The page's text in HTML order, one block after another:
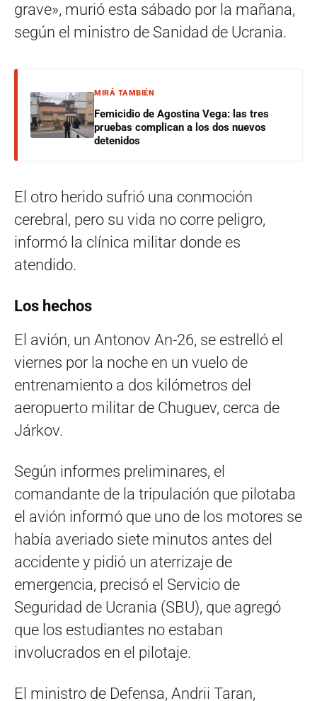
grave», murió esta sábado por la mañana,
según el ministro de Sanidad de Ucrania.
MIRÁ TAMBIÉN
Femicidio de Agostina Vega: las tres
pruebas complican a los dos nuevos
detenidos
El otro herido sufrió una conmoción
cerebral, pero su vida no corre peligro,
informó la clínica militar donde es
atendido.
Los hechos
El avión, un Antonov An-26, se estrelló el
viernes por la noche en un vuelo de
entrenamiento a dos kilómetros del
aeropuerto militar de Chuguev, cerca de
Járkov.
Según informes preliminares, el
comandante de la tripulación que pilotaba
el avión informó que uno de los motores se
había averiado siete minutos antes del
accidente y pidió un aterrizaje de
emergencia, precisó el Servicio de
Seguridad de Ucrania (SBU), que agregó
que los estudiantes no estaban
involucrados en el pilotaje.
El ministro de Defensa, Andrii Taran,